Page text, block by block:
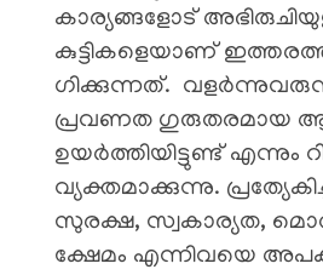
കാര്യങ്ങളോട്
കുട്ടികളെയാണ്
ഗിക്കുന്നത്.
പ്രവണത ഗുരുതരമായ
ഉയർത്തിയിട്ടുണ്ട് എന്നും
വ്യക്തമാക്കുന്നു.
സുരക്ഷ, സ്വകാര്യത,
ക്ഷേമം എന്നിവയെ